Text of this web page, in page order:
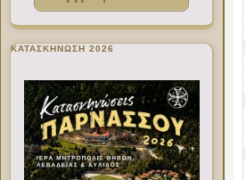
ΚΑΤΑΣΚΗΝΩΣΗ 2026